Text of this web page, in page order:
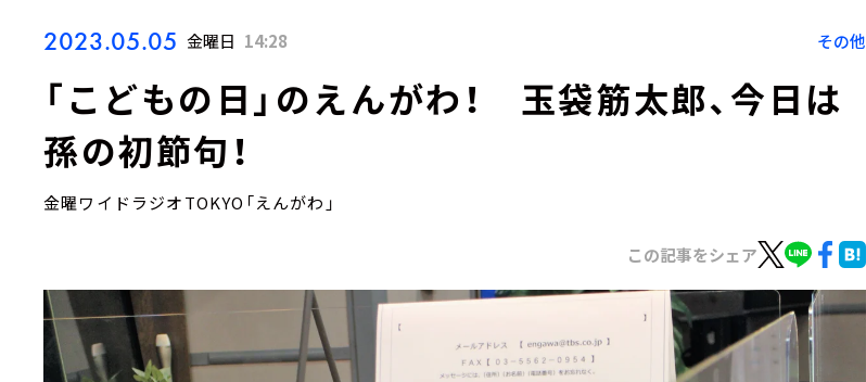
2023.05.05 金曜日 14:28 その他
「こどもの日」のえんがわ！ 玉袋筋太郎、今日は
孫の初節句！
金曜ワイドラジオTOKYO「えんがわ」
この記事をシェア